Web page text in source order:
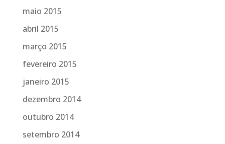
maio 2015
abril 2015
março 2015
fevereiro 2015
janeiro 2015
dezembro 2014
outubro 2014
setembro 2014